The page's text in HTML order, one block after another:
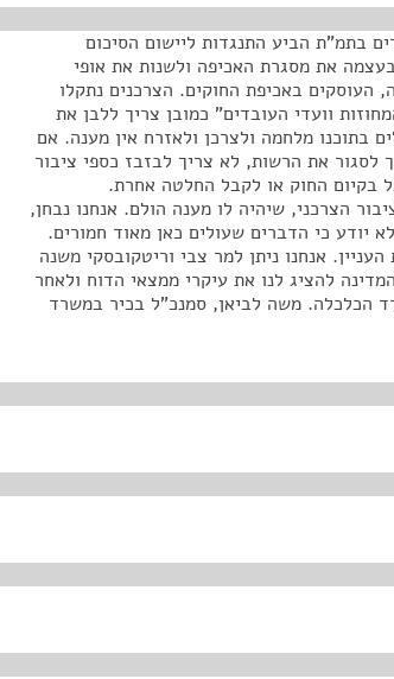
בתמ"ת הביע התנגדות ליישום הסיכום
את מסגרת האכיפה ולשנות את אופי
באכיפת החוקים. הצרכנים נתקלו
וועדי העובדים" כמובן צריך ללבן את
בתוכנו מלחמה ולצרכן ולאזרח אין מענה. אם
לסגור את הרשות, לא צריך לבזבז כספי ציבור
בקיום החוק או לקבל החלטה אחרת.
הצרכני, שיהיה לו מענה הולם. אנחנו נבחן,
יודע כי הדברים שעולים כאן מאוד חמורים.
אנחנו ניתן למר צבי וריטקובסקי משנה
להציג לנו את עיקרי ממצאי הדוח ולאחר
הכלכלה. משה לביאן, סמנכ"ל בכיר במשרד